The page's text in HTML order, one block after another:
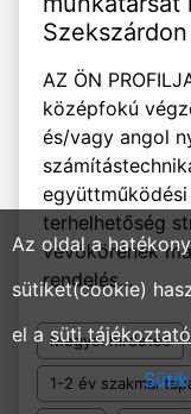
Szekszárdon
AZ ÖN
középfokú
és/vagy angol
terhelhetőség
vevőkörének
rendelés...
Megyei hirdetés
1-2 év szakmai
Az oldal a
sütiket(cookie)
el a süti